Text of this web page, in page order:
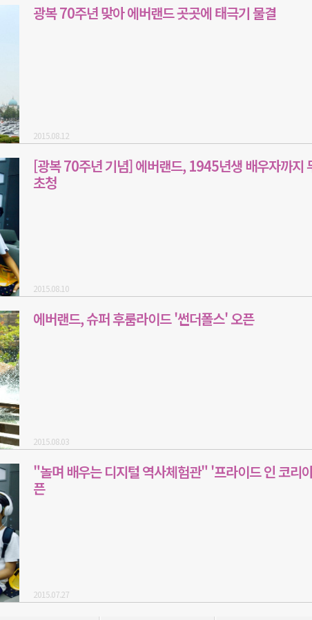
광복 70주년 맞아 에버랜드 곳곳에 태극기 물결
2015.08.12
[광복 70주년 기념] 에버랜드, 1945년생 배우자까지
초청
2015.08.10
에버랜드, 슈퍼 후룸라이드 '썬더폴스' 오픈
2015.08.03
"놀며 배우는 디지털 역사체험관" '프라이드 인 코리
픈
2015.07.27